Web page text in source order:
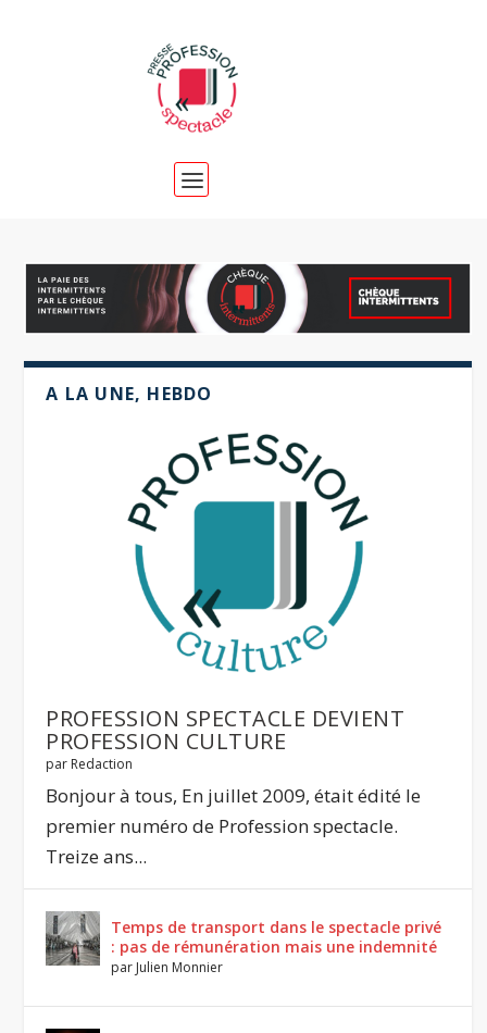
A LA UNE, HEBDO
PROFESSION SPECTACLE DEVIENT
PROFESSION CULTURE
par Redaction
Bonjour à tous, En juillet 2009, était édité le
premier numéro de Profession spectacle.
Treize ans...
Temps de transport dans le spectacle privé
: pas de rémunération mais une indemnité
par Julien Monnier